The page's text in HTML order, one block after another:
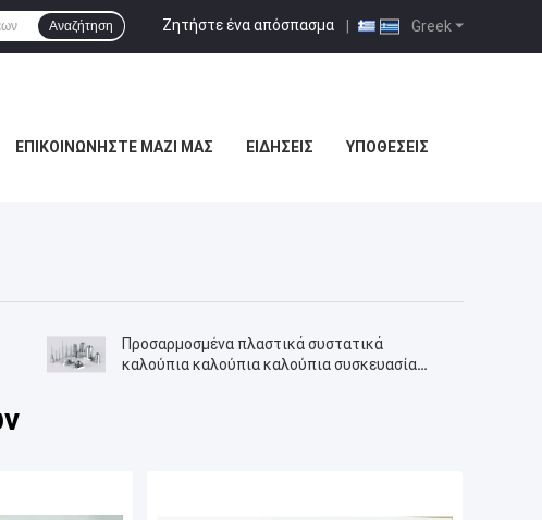
Greek
Ζητήστε ένα απόσπασμα |
Αναζήτηση
ΕΠΙΚΟΙΝΩΝΉΣΤΕ ΜΑΖΊ ΜΑΣ ΕΙΔΉΣΕΙΣ ΥΠΟΘΈΣΕΙΣ
Προσαρμοσμένα πλαστικά συστατικά
καλούπια καλούπια καλούπια συσκευασία